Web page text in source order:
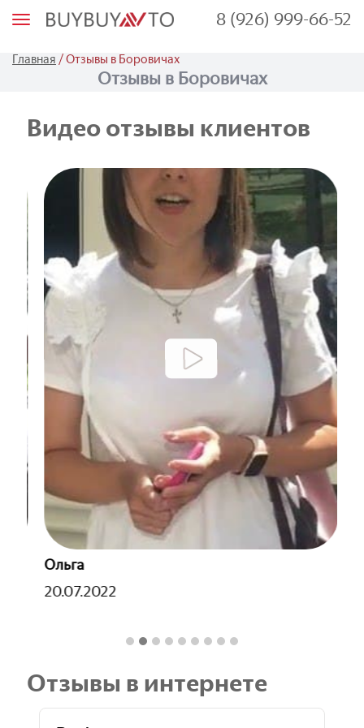
М
ю
8 (926) 999-66-52
Главная /Отзывы в Боровичах
Отзывы в Боровичах
Видео отзывы клиентов
Ольга
20.07.2022
Отзывы в интернете